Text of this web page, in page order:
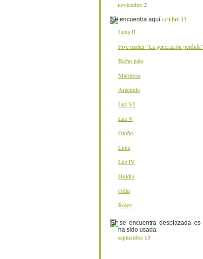
noviembre 2
octubre 13
Luna II
Five mulier "La generación perdida"
Bicho palo
Mariposa
Arácnido
Luz VI
Luz V
Otoño
Luna
Luz IV
Huldra
Odín
Rolex
septiembre 13